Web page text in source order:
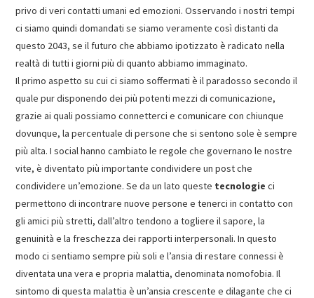
privo di veri contatti umani ed emozioni. Osservando i nostri tempi
ci siamo quindi domandati se siamo veramente così distanti da
questo 2043, se il futuro che abbiamo ipotizzato è radicato nella
realtà di tutti i giorni più di quanto abbiamo immaginato.
Il primo aspetto su cui ci siamo soffermati è il paradosso secondo il
quale pur disponendo dei più potenti mezzi di comunicazione,
grazie ai quali possiamo connetterci e comunicare con chiunque
dovunque, la percentuale di persone che si sentono sole è sempre
più alta. I social hanno cambiato le regole che governano le nostre
vite, è diventato più importante condividere un post che
condividere un’emozione. Se da un lato queste tecnologie ci
permettono di incontrare nuove persone e tenerci in contatto con
gli amici più stretti, dall’altro tendono a togliere il sapore, la
genuinità e la freschezza dei rapporti interpersonali. In questo
modo ci sentiamo sempre più soli e l’ansia di restare connessi è
diventata una vera e propria malattia, denominata nomofobia. Il
sintomo di questa malattia è un’ansia crescente e dilagante che ci